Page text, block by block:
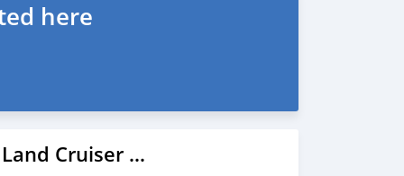
here
2023 Toyota Land Cruiser Prado